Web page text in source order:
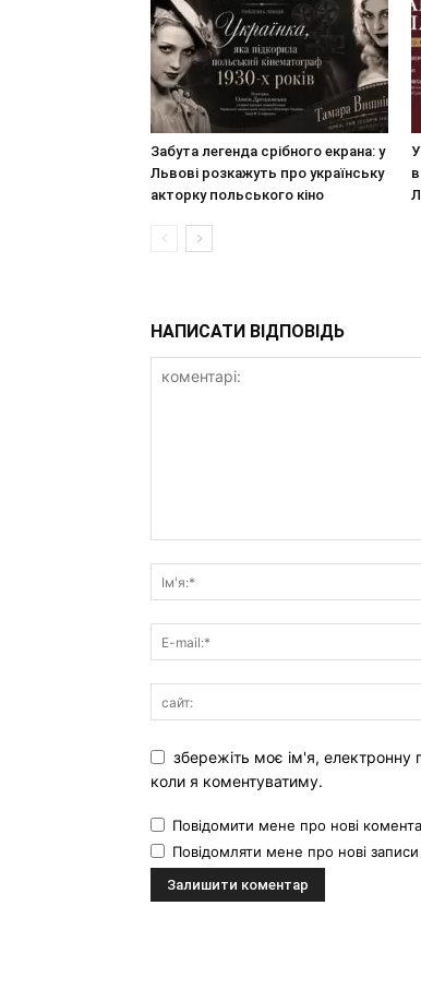
Забута легенда срібного екрана: у
Львові розкажуть про українську
акторку польського кіно
НАПИСАТИ ВІДПОВІДЬ
збережіть моє ім'я, електронну
коли я коментуватиму.
Повідомити мене про нові
Повідомляти мене про нові